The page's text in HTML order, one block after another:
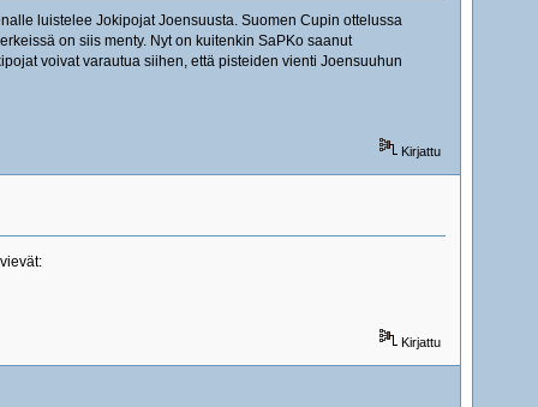
luistelee Jokipojat Joensuusta. Suomen Cupin ottelussa
on siis menty. Nyt on kuitenkin SaPKo saanut
voivat varautua siihen, että pisteiden vienti Joensuuhun
Kirjattu
Kirjattu